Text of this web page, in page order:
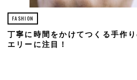
FASHION
丁寧に時間をかけてつくる手作
エリーに注目！